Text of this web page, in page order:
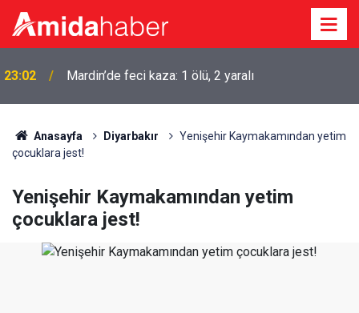
23:02 Mardin’de feci kaza: 1 ölü, 2 yaralı
22:50 Cumhurbaşkanı Erdoğan Suudi Arabistan’a gidiyor
Anasayfa Diyarbakır
Yenişehir Kaymakamından yetim
çocuklara jest!
Yenişehir Kaymakamından yetim
çocuklara jest!